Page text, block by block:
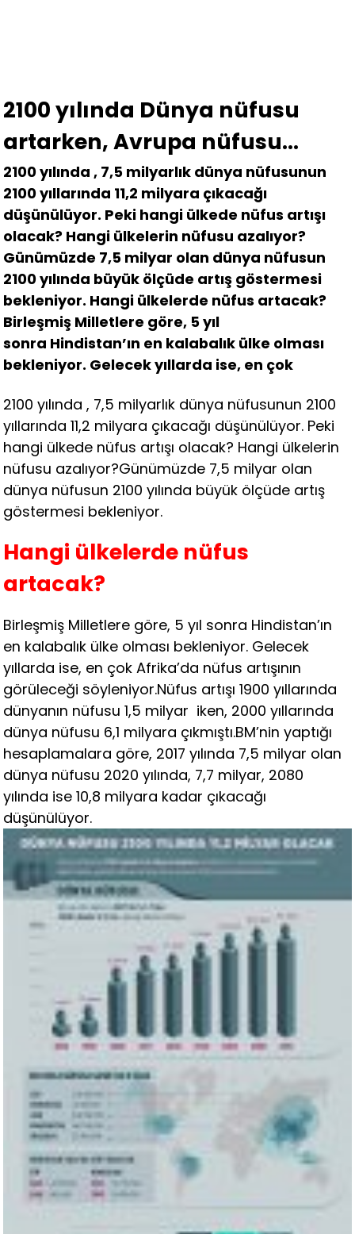
2100 yılında Dünya nüfusu
artarken, Avrupa nüfusu…
2100 yılında , 7,5 milyarlık dünya nüfusunun
2100 yıllarında 11,2 milyara çıkacağı
düşünülüyor. Peki hangi ülkede nüfus artışı
olacak? Hangi ülkelerin nüfusu azalıyor?
Günümüzde 7,5 milyar olan dünya nüfusun
2100 yılında büyük ölçüde artış göstermesi
bekleniyor. Hangi ülkelerde nüfus artacak?
Birleşmiş Milletlere göre, 5 yıl
sonra Hindistan’ın en kalabalık ülke olması
bekleniyor. Gelecek yıllarda ise, en çok
2100 yılında , 7,5 milyarlık dünya nüfusunun 2100
yıllarında 11,2 milyara çıkacağı düşünülüyor. Peki
hangi ülkede nüfus artışı olacak? Hangi ülkelerin
nüfusu azalıyor?Günümüzde 7,5 milyar olan
dünya nüfusun 2100 yılında büyük ölçüde artış
göstermesi bekleniyor.
Hangi ülkelerde nüfus
artacak?
Birleşmiş Milletlere göre, 5 yıl sonra Hindistan’ın
en kalabalık ülke olması bekleniyor. Gelecek
yıllarda ise, en çok Afrika’da nüfus artışının
görüleceği söyleniyor.Nüfus artışı 1900 yıllarında
dünyanın nüfusu 1,5 milyar iken, 2000 yıllarında
dünya nüfusu 6,1 milyara çıkmıştı.BM’nin yaptığı
hesaplamalara göre, 2017 yılında 7,5 milyar olan
dünya nüfusu 2020 yılında, 7,7 milyar, 2080
yılında ise 10,8 milyara kadar çıkacağı
düşünülüyor.